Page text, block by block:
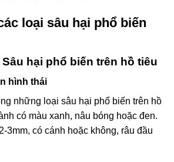
loại sâu hại phổ biến
Sâu hại phổ biến trên hồ tiêu
hình thái
những loại sâu hại phổ biến trên hồ
có màu xanh, nâu bóng hoặc đen.
3mm, có cánh hoặc không, râu đầu